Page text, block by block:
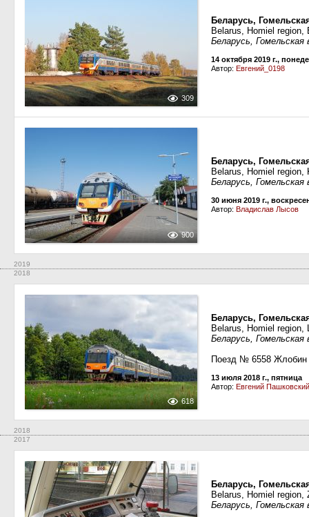
309
Беларусь,
Belarus, Homiel
Беларусь, Гомельская
14 октября 2019 г.,
Автор: Евгений_0198
900
Беларусь,
Belarus, Homiel
Беларусь, Гомельская
30 июня 2019 г.,
Автор: Владислав Лысов
2019
2018
618
Беларусь,
Belarus, Homiel region,
Беларусь, Гомельская
Поезд № 6558
13 июля 2018 г., пятница
Автор: Евгений Пашковский
2018
2017
Беларусь,
Belarus, Homiel region,
Беларусь,